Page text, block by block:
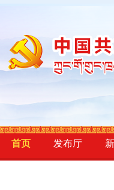
首页 发布厅